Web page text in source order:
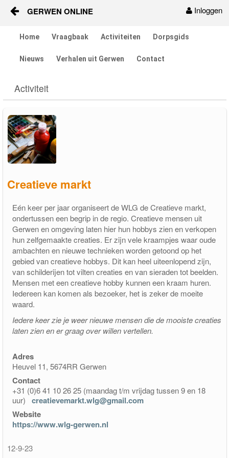
Inloggen
GERWEN ONLINE
Activiteiten
Dorpsgids
Services
Nieuws
Contact
Berichten en verhalen
Groepen
pakketfraude
Home Vraagbaak Activiteiten Dorpsgids
Nieuws Verhalen uit Gerwen Contact
Activiteit
Creatieve markt
Eén keer per jaar organiseert de WLG de Creatieve markt,
ondertussen een begrip in de regio. Creatieve mensen uit
Gerwen en omgeving laten hier hun hobbys zien en verkopen
hun zelfgemaakte creaties. Er zijn vele kraampjes waar oude
ambachten en nieuwe technieken worden getoond op het
gebied van creatieve hobbys. Dit kan heel uiteenlopend zijn,
van schilderijen tot vilten creaties en van sieraden tot beelden.
Mensen met een creatieve hobby kunnen een kraam huren.
Iedereen kan komen als bezoeker, het is zeker de moeite
waard.
Iedere keer zie je weer nieuwe mensen die de mooiste creaties
laten zien en er graag over willen vertellen.
Adres
Heuvel 11, 5674RR Gerwen
Contact
+31 (0)6 41 10 26 25 (maandag t/m vrijdag tussen 9 en 18
uur) creatievemarkt.wlg@gmail.com
Website
https://www.wlg-gerwen.nl
12-9-23